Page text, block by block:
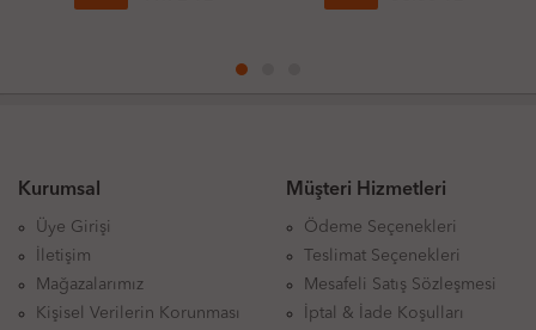
Kurumsal
Üye Girişi
İletişim
Mağazalarımız
Kişisel Verilerin Korunması
Müşteri Hizmetleri
Ödeme Seçenekleri
Teslimat Seçenekleri
Mesafeli Satış Sözleşmesi
İptal & İade Koşulları